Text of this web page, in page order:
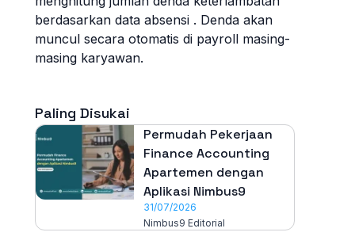
berdasarkan data absensi . Denda akan
muncul secara otomatis di payroll masing-
masing karyawan.
Paling Disukai
Permudah Pekerjaan
Finance Accounting
Apartemen dengan
Aplikasi Nimbus9
31/07/2026
Nimbus9 Editorial